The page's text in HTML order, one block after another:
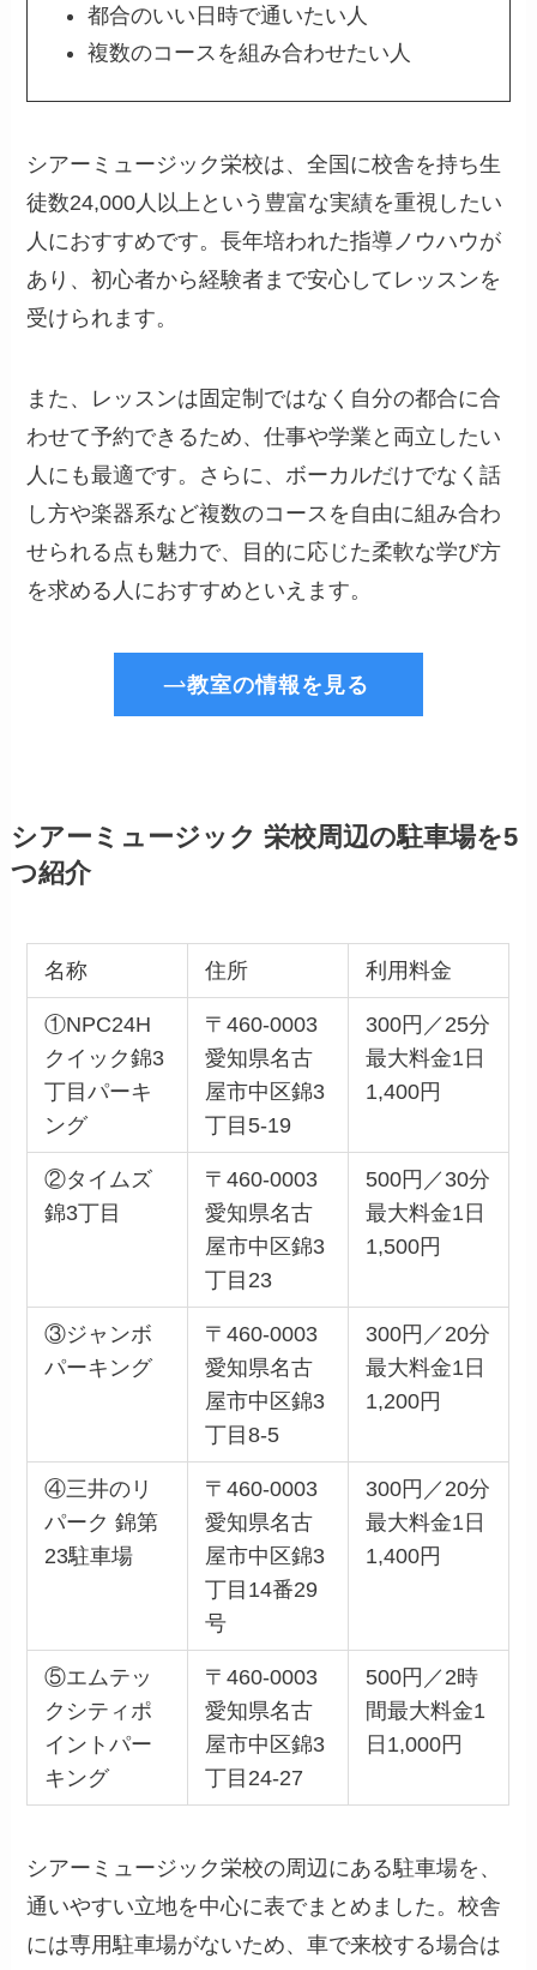
都合のいい日時で通いたい人
複数のコースを組み合わせたい人
シアーミュージック栄校は、全国に校舎を持ち生
徒数24,000人以上という豊富な実績を重視したい
人におすすめです。長年培われた指導ノウハウが
あり、初心者から経験者まで安心してレッスンを
受けられます。
また、レッスンは固定制ではなく自分の都合に合
わせて予約できるため、仕事や学業と両立したい
人にも最適です。さらに、ボーカルだけでなく話
し方や楽器系など複数のコースを自由に組み合わ
せられる点も魅力で、目的に応じた柔軟な学び方
を求める人におすすめといえます。
教室の情報を見る
シアーミュージック 栄校周辺の駐車場を5
つ紹介
名称 住所 利用料金
①NPC24H
クイック錦3
丁目パーキ
ング
〒460-0003
愛知県名古
屋市中区錦3
丁目5-19
300円／25分
最大料金1日
1,400円
②タイムズ
錦3丁目
〒460-0003
愛知県名古
屋市中区錦3
丁目23
500円／30分
最大料金1日
1,500円
③ジャンボ
パーキング
〒460-0003
愛知県名古
屋市中区錦3
丁目8-5
300円／20分
最大料金1日
1,200円
④三井のリ
パーク 錦第
23駐車場
〒460-0003
愛知県名古
屋市中区錦3
丁目14番29
号
300円／20分
最大料金1日
1,400円
⑤エムテッ
クシティポ
イントパー
キング
〒460-0003
愛知県名古
屋市中区錦3
丁目24-27
500円／2時
間最大料金1
日1,000円
シアーミュージック栄校の周辺にある駐車場を、
通いやすい立地を中心に表でまとめました。校舎
には専用駐車場がないため、車で来校する場合は